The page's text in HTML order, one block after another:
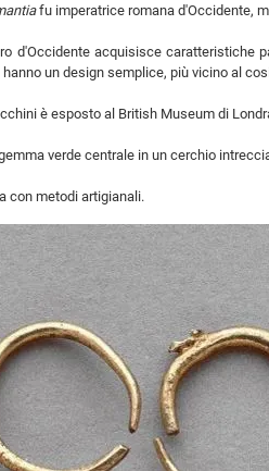
fu imperatrice romana d'Occidente,
d'Occidente acquisisce caratteristiche
un design semplice, più vicino al
è esposto al British Museum di
verde centrale in un cerchio
con metodi artigianali.